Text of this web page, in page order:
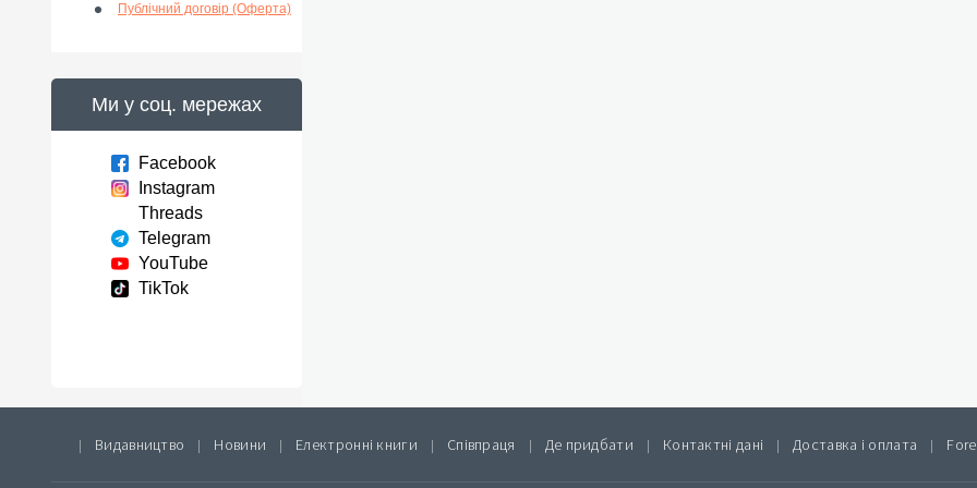
Публічний договір (Оферта)
Ми у соц. мережах
Facebook
Instagram
Threads
Telegram
YouTube
TikTok
| Видавництво | Новини | Електронні книги | Співпраця | Де придбати | Контактні дані | Доставка і оплата |